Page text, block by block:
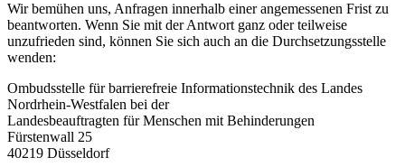
Wir bemühen uns, Anfragen innerhalb einer angemessenen Frist zu
beantworten. Wenn Sie mit der Antwort ganz oder teilweise
unzufrieden sind, können Sie sich auch an die Durchsetzungsstelle
wenden:
Ombudsstelle für barrierefreie Informationstechnik des Landes
Nordrhein-Westfalen bei der
Landesbeauftragten für Menschen mit Behinderungen
Fürstenwall 25
40219 Düsseldorf